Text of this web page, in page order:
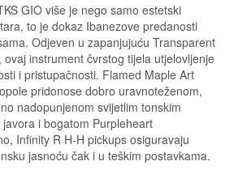
GIO više je nego samo estetski
to je dokaz Ibanezove predanosti
Odjeven u zapanjujuću Transparent
ovaj instrument čvrstog tijela utjelovljenje
i pristupačnosti. Flamed Maple Art
pridonose dobro uravnoteženom,
nadopunjenom svijetlim tonskim
i bogatom Purpleheart
Infinity R H-H pickups osiguravaju
jasnoću čak i u teškim postavkama.